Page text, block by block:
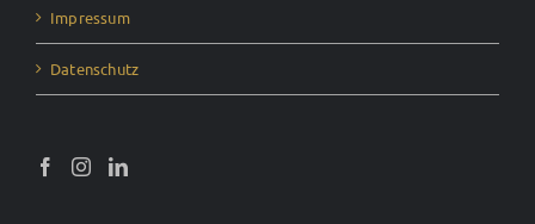
Impressum
Datenschutz